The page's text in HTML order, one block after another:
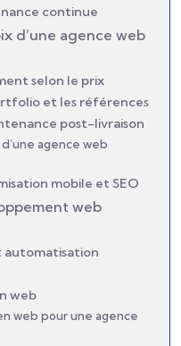
continue
d’une agence web
selon le prix
et les références
post-livraison
agence web
mobile et SEO
web
web
web pour une agence